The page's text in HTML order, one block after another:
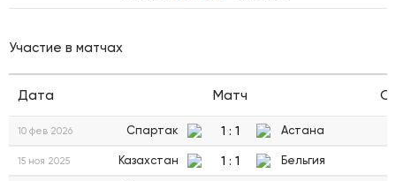
Участие в матчах
Дата Матч
10 фев 2026 Спартак 1 : 1 Астана
15 ноя 2025 Казахстан 1 : 1 Бельгия